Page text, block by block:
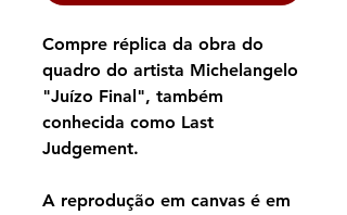
Compre réplica da obra do
quadro do artista Michelangelo
"Juízo Final", também
conhecida como Last
Judgement.
A reprodução em canvas é em